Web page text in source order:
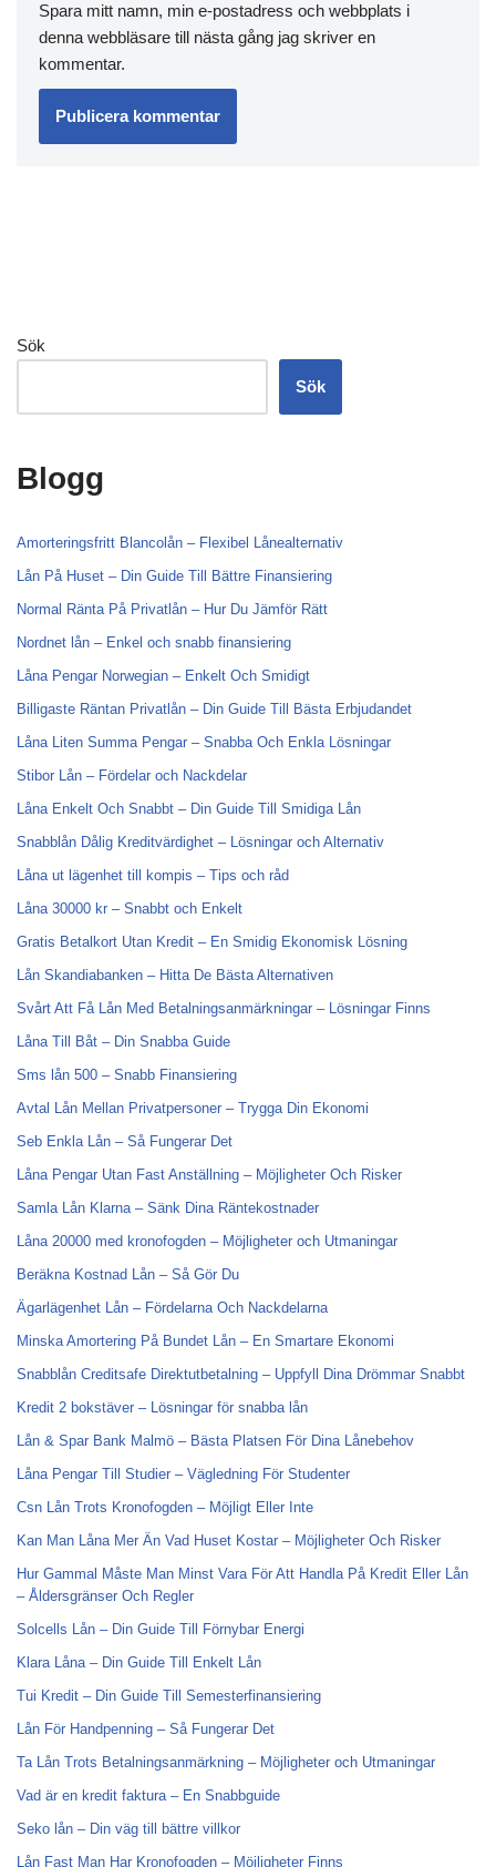
Spara mitt namn, min e-postadress och webbplats i
denna webbläsare till nästa gång jag skriver en
kommentar.
Sök
Sök
Blogg
Amorteringsfritt Blancolån – Flexibel Lånealternativ
Lån På Huset – Din Guide Till Bättre Finansiering
Normal Ränta På Privatlån – Hur Du Jämför Rätt
Nordnet lån – Enkel och snabb finansiering
Låna Pengar Norwegian – Enkelt Och Smidigt
Billigaste Räntan Privatlån – Din Guide Till Bästa Erbjudandet
Låna Liten Summa Pengar – Snabba Och Enkla Lösningar
Stibor Lån – Fördelar och Nackdelar
Låna Enkelt Och Snabbt – Din Guide Till Smidiga Lån
Snabblån Dålig Kreditvärdighet – Lösningar och Alternativ
Låna ut lägenhet till kompis – Tips och råd
Låna 30000 kr – Snabbt och Enkelt
Gratis Betalkort Utan Kredit – En Smidig Ekonomisk Lösning
Lån Skandiabanken – Hitta De Bästa Alternativen
Svårt Att Få Lån Med Betalningsanmärkningar – Lösningar Finns
Låna Till Båt – Din Snabba Guide
Sms lån 500 – Snabb Finansiering
Avtal Lån Mellan Privatpersoner – Trygga Din Ekonomi
Seb Enkla Lån – Så Fungerar Det
Låna Pengar Utan Fast Anställning – Möjligheter Och Risker
Samla Lån Klarna – Sänk Dina Räntekostnader
Låna 20000 med kronofogden – Möjligheter och Utmaningar
Beräkna Kostnad Lån – Så Gör Du
Ägarlägenhet Lån – Fördelarna Och Nackdelarna
Minska Amortering På Bundet Lån – En Smartare Ekonomi
Snabblån Creditsafe Direktutbetalning – Uppfyll Dina Drömmar Snabbt
Kredit 2 bokstäver – Lösningar för snabba lån
Lån & Spar Bank Malmö – Bästa Platsen För Dina Lånebehov
Låna Pengar Till Studier – Vägledning För Studenter
Csn Lån Trots Kronofogden – Möjligt Eller Inte
Kan Man Låna Mer Än Vad Huset Kostar – Möjligheter Och Risker
Hur Gammal Måste Man Minst Vara För Att Handla På Kredit Eller Lån
– Åldersgränser Och Regler
Solcells Lån – Din Guide Till Förnybar Energi
Klara Låna – Din Guide Till Enkelt Lån
Tui Kredit – Din Guide Till Semesterfinansiering
Lån För Handpenning – Så Fungerar Det
Ta Lån Trots Betalningsanmärkning – Möjligheter och Utmaningar
Vad är en kredit faktura – En Snabbguide
Seko lån – Din väg till bättre villkor
Lån Fast Man Har Kronofogden – Möjligheter Finns